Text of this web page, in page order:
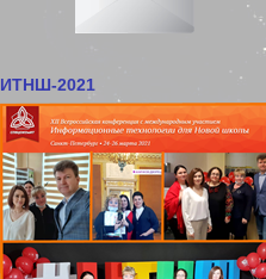
достижение - научилась искренне
радоваться чужим успехам и
полюбила путешествовать,
профессиональное - нагрудный
знак "Почётный работник
воспитания и просвещения"
(2020),блогерское
- победа в
конкурсах "Лучший блогер"-2015,
2018, 2019, 2020 и
организация+выпуск трёх
ИТНШ-2021